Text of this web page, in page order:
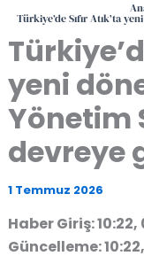
Türkiye’de Sıfır Atık’ta
yeni
Yönetim
devreye
1 Temmuz 2026
Haber Giriş: 10:22,
Güncelleme: